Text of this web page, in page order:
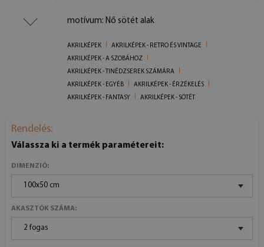
motívum: Nő sötét alak
AKRILKÉPEK
AKRILKÉPEK - RETRO ÉS VINTAGE
AKRILKÉPEK - A SZOBÁHOZ
AKRILKÉPEK - TINÉDZSEREK SZÁMÁRA
AKRILKÉPEK - EGYÉB
AKRILKÉPEK - ÉRZÉKELÉS
AKRILKÉPEK - FANTASY
AKRILKÉPEK - SÖTÉT
Rendelés:
Válassza ki a termék paramétereit:
DIMENZIÓ:
100x50 cm
AKASZTÓK SZÁMA:
2 fogas